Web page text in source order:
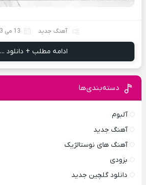
آهنگ جدید 13 می 2023
ادامه مطلب + دانلود ...
دسته‌بندی‌ها
آلبوم
آهنگ جدید
آهنگ های نوستالژیک
بزودی
دانلود گلچین جدید